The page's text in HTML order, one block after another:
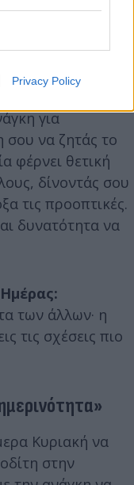
Privacy Policy
σου στους
από το ζώδιό
Μπορεί
ή
για
σου να ζητάς το
φέρνει θετική
δίνοντάς σου
τις προοπτικές.
δυνατότητα να
των άλλων· η
τις σχέσεις πιο
Κυριακή να
στην